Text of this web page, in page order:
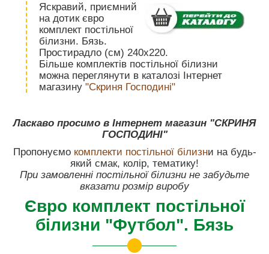
Яскравий, приємний
на дотик євро
комплект постільної
білизни. Бязь.
Простирадло (см) 240х220.
Більше комплектів постільної білизни
можна переглянути в каталозі Інтернет
магазину "Скриня Господині"
Ласкаво просимо в Інтернет магазин "СКРИНЯ
ГОСПОДИНІ"
Пропонуємо комплекти постільної білизни на будь-
який смак, колір, тематику!
При замовленні постільної білизни не забудьте
вказати розмір виробу
Євро комплект постільної
білизни "Футбол". Бязь